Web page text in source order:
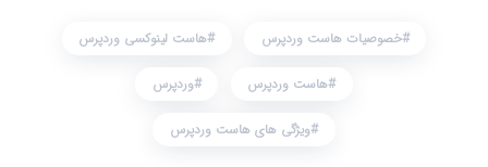
خصوصیات هاست وردپرس هاست لینوکسی وردپرس
هاست وردپرس وردپرس
ویژگی های هاست وردپرس